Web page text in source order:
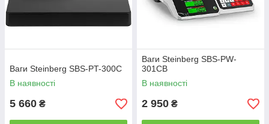
Ваги Steinberg SBS-PT-300C
В наявності
5 660 ₴
Ваги Steinberg SBS-PW-
301CB
В наявності
2 950 ₴